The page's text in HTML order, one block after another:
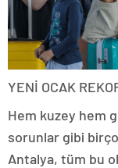
YENİ OCAK
Hem kuzey hem
sorunlar gibi
Antalya, tüm bu